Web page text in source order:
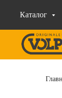
Каталог